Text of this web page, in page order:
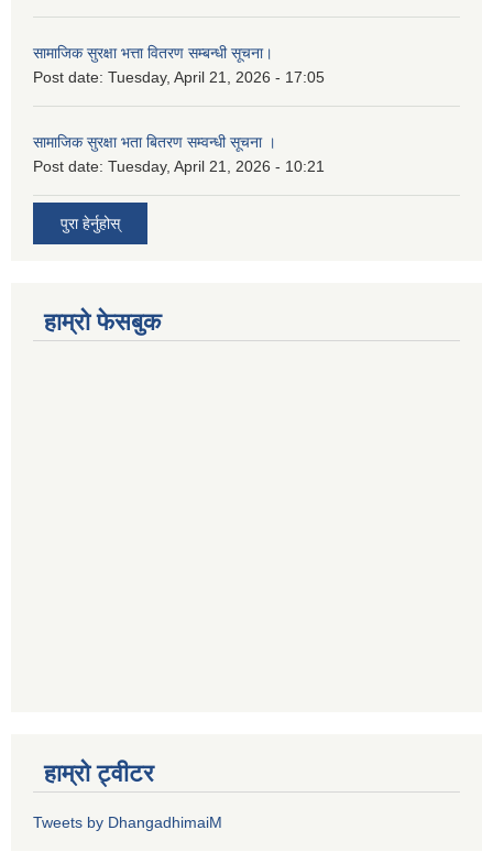
सामाजिक सुरक्षा भत्ता वितरण सम्‍बन्धी सूचना।
Post date: Tuesday, April 21, 2026 - 17:05
सामाजिक सुरक्षा भता बितरण सम्वन्धी सूचना ।
Post date: Tuesday, April 21, 2026 - 10:21
पुरा हेर्नुहोस्
हाम्रो फेसबुक
हाम्रो ट्वीटर
Tweets by DhangadhimaiM